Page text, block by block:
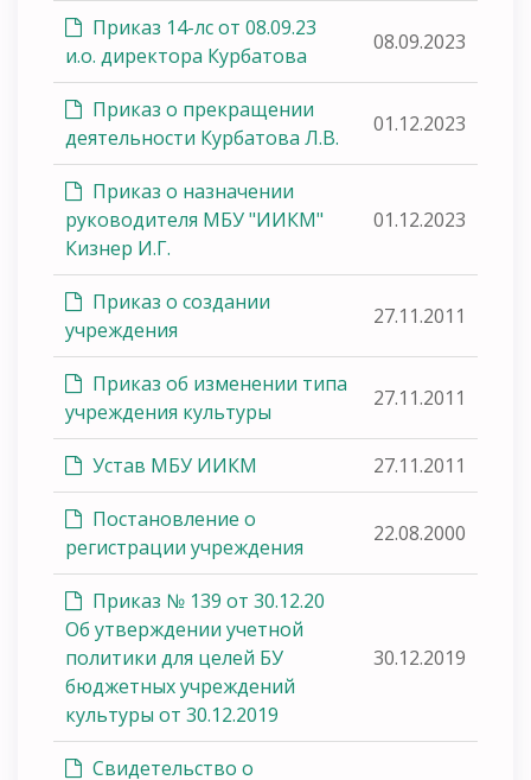
Приказ 14-лс от 08.09.23
и.о. директора Курбатова
08.09.2023
Приказ о прекращении
деятельности Курбатова Л.В.
01.12.2023
Приказ о назначении
руководителя МБУ "ИИКМ"
Кизнер И.Г.
01.12.2023
Приказ о создании
учреждения
27.11.2011
Приказ об изменении типа
учреждения культуры
27.11.2011
Устав МБУ ИИКМ 27.11.2011
Постановление о
регистрации учреждения
22.08.2000
Приказ № 139 от 30.12.20
Об утверждении учетной
политики для целей БУ
бюджетных учреждений
культуры от 30.12.2019
30.12.2019
Свидетельство о